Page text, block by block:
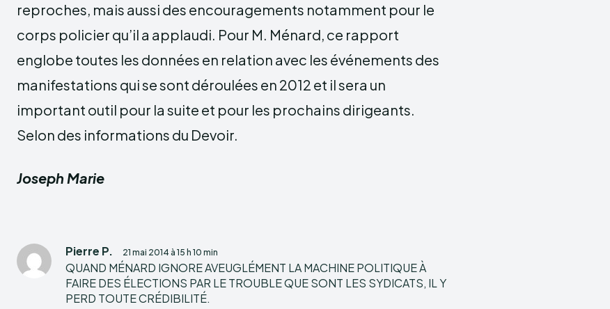
reproches, mais aussi des encouragements notamment pour le
corps policier qu’il a applaudi. Pour M. Ménard, ce rapport
englobe toutes les données en relation avec les événements des
manifestations qui se sont déroulées en 2012 et il sera un
important outil pour la suite et pour les prochains dirigeants.
Selon des informations du Devoir.
Joseph Marie
Pierre P. 21 mai 2014 à 15 h 10 min
QUAND MÉNARD IGNORE AVEUGLÉMENT LA MACHINE POLITIQUE À
FAIRE DES ÉLECTIONS PAR LE TROUBLE QUE SONT LES SYDICATS, IL Y
PERD TOUTE CRÉDIBILITÉ.